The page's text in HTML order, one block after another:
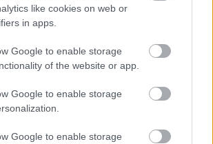
like cookies on web or
in apps.
Google to enable storage
of the website or app.
Google to enable storage
Google to enable storage